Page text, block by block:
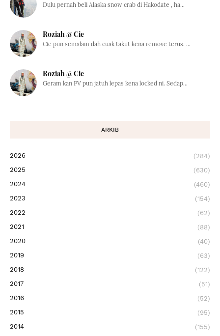
Dulu pernah beli Alaska snow crab di Hakodate , ha...
Roziah @ Cie
Cie pun semalam dah cuak takut kena remove terus. ...
Roziah @ Cie
Geram kan PV pun jatuh lepas kena locked ni. Sedap...
ARKIB
2026
(284)
2025
(630)
2024
(460)
2023
(154)
2022
(62)
2021
(88)
2020
(40)
2019
(63)
2018
(122)
2017
(51)
2016
(52)
2015
(95)
2014
(155)